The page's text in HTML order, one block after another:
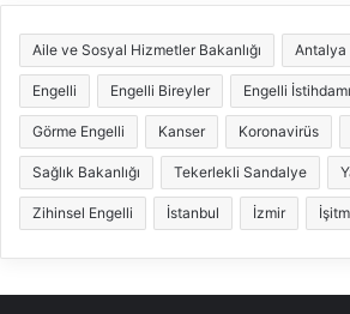
Aile ve Sosyal Hizmetler Bakanlığı Antalya
Engelli Engelli Bireyler Engelli İstihdamı
Görme Engelli Kanser Koronavirüs
Sağlık Bakanlığı Tekerlekli Sandalye
Zihinsel Engelli İstanbul İzmir